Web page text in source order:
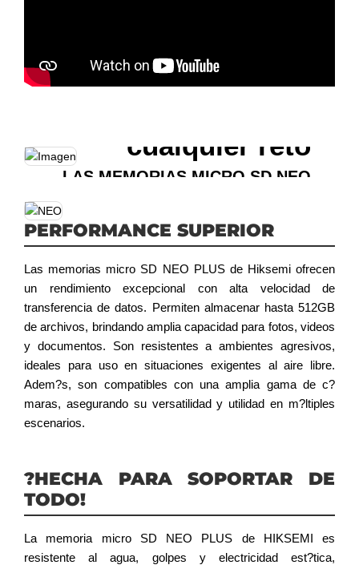
almacenamiento
cualquier reto
LAS MEMORIAS MICRO SD NEO
una amplia gama de capacidades,
desde 32GB hasta 512GB,
para satisfacer las demandas m?s
exigentes en video seguridad.
PERFORMANCE SUPERIOR
Las memorias micro SD NEO PLUS de Hiksemi ofrecen
un rendimiento excepcional con alta velocidad de
transferencia de datos. Permiten almacenar hasta 512GB
de archivos, brindando amplia capacidad para fotos, videos
y documentos. Son resistentes a ambientes agresivos,
ideales para uso en situaciones exigentes al aire libre.
Adem?s, son compatibles con una amplia gama de c?
maras, asegurando su versatilidad y utilidad en m?ltiples
escenarios.
?HECHA PARA SOPORTAR DE
TODO!
La memoria micro SD NEO PLUS de HIKSEMI es
resistente al agua, golpes y electricidad est?tica,